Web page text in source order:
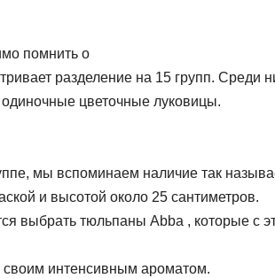
помнить о
разделение на 15 групп. Среди
цветочные луковицы.
мы вспоминаем наличие так
и высотой около 25 сантиметров.
выбрать тюльпаны Abba , которые с
интенсивным ароматом.